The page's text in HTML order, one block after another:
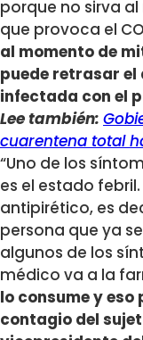
porque no sirva
que provoca el
al momento de
puede retrasar
infectada con el
Lee también:
cuarentena total
“Uno de los
es el estado
antipirético, es
persona que ya
algunos de los
médico va a la
lo consume y
contagio del